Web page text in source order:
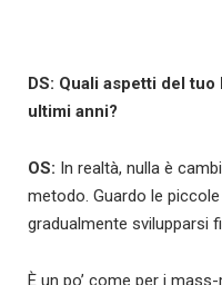
DS: Quali aspetti del
ultimi anni?
OS: In realtà, nulla è
metodo. Guardo le
gradualmente svilupparsi
È un po’ come per i